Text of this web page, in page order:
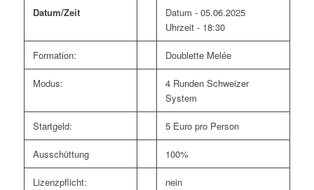
Datum/Zeit
Datum - 05.06.2025
Uhrzeit - 18:30
Formation: Doublette Melée
Modus:
4 Runden Schweizer
System
Startgeld: 5 Euro pro Person
Ausschüttung 100%
Lizenzpflicht: nein